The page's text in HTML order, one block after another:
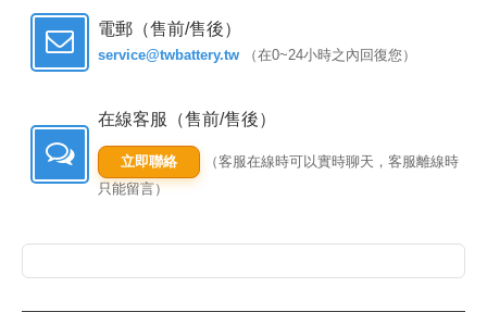
電郵（售前/售後）
service@twbattery.tw （在0~24小時之內回復您）
在線客服（售前/售後）
立即聯絡
（客服在線時可以實時聊天，客服離線時
只能留言）